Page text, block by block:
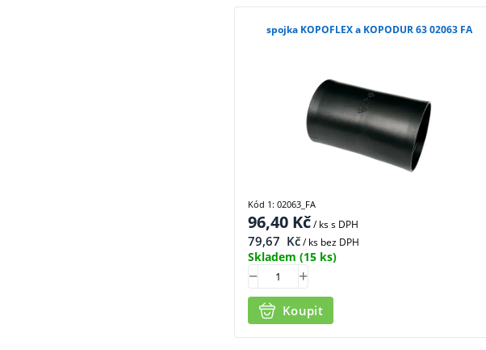
spojka KOPOFLEX a KOPODUR 63 02063 FA
96,40 Kč/ kss DPH
79,67 Kč/ ks bez DPH
Skladem (15 ks)
Koupit
Kód 1: 02063_FA